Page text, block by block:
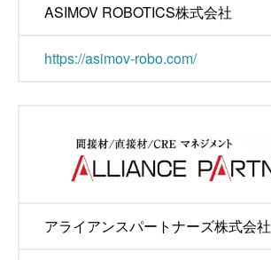
ASIMOV ROBOTICS株式会社
https://asimov-robo.com/
アライアンスパートナーズ株式会社